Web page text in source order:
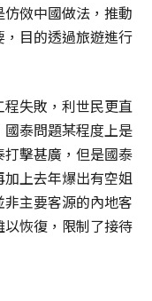
傚中國做法，推動
目的透過旅遊進行
失敗，利世民更直
泰問題某程度上是
擊甚廣，但是國泰
上去年爆出有空姐
主要客源的內地客
恢復，限制了接待